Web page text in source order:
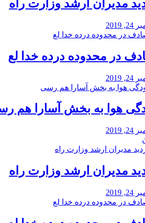
مدیران ارشد وزارت راه
در محدوده درده خدا لع
هوا به بخش آسارا هم
مدیران ارشد وزارت راه